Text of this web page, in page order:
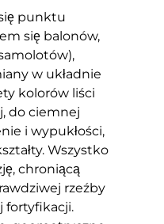
punktu
się balonów,
w układnie
kolorów liści
do ciemnej
i wypukłości,
Wszystko
chroniącą
rzeźby
fortyfikacji.